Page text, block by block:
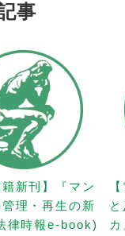
事
籍新刊】『マン
理・再生の新
律時報e-book)